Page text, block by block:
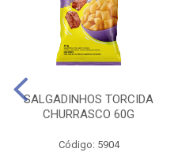
SALGADINHOS TORCIDA
CHURRASCO 60G
Código: 5904